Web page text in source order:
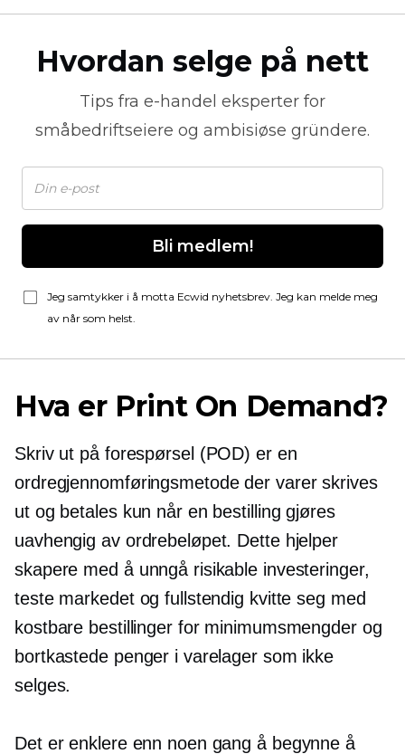
Hvordan selge på nett
Tips fra e-handel eksperter for
småbedriftseiere og ambisiøse gründere.
Bli medlem!
Jeg samtykker i å motta Ecwid nyhetsbrev. Jeg kan melde meg
av når som helst.
Hva er Print On Demand?
Skriv ut på forespørsel (POD) er en
ordregjennomføringsmetode der varer skrives
ut og betales kun når en bestilling gjøres
uavhengig av ordrebeløpet. Dette hjelper
skapere med å unngå risikable investeringer,
teste markedet og fullstendig kvitte seg med
kostbare bestillinger for minimumsmengder og
bortkastede penger i varelager som ikke
selges.
Det er enklere enn noen gang å begynne å